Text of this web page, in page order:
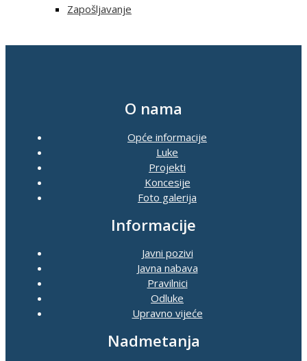
Zapošljavanje
O nama
Opće informacije
Luke
Projekti
Koncesije
Foto galerija
Informacije
Javni pozivi
Javna nabava
Pravilnici
Odluke
Upravno vijeće
Nadmetanja